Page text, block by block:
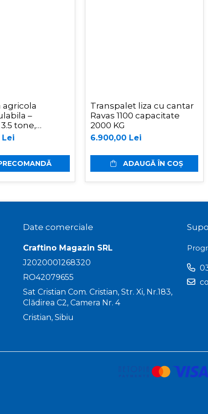
agricola
–
tone,
pe 3 părți,
35 S
Lei
Transpalet liza cu cantar
Ravas 1100 capacitate
2000 KG
6.900,00 Lei
ADAUGĂ ÎN COȘ
Date comerciale
Craftino Magazin SRL
J2020001268320
RO42079655
Sat Cristian Com. Cristian, Str. Xi, Nr.183,
Clădirea C2, Camera Nr. 4
Cristian, Sibiu